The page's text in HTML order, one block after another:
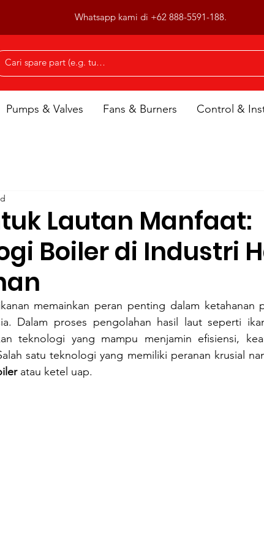
Whatsapp kami di +62 888-5591-188.
Pumps & Valves Fans & Burners Control &
Lautan Manfaat:
Boiler di Industri
memainkan peran penting dalam ketahanan
Dalam proses pengolahan hasil laut seperti
teknologi yang mampu menjamin efisiensi,
satu teknologi yang memiliki peranan krusial
atau ketel uap.